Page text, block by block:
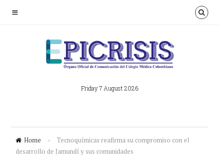
Friday 7 August 2026
Home »
Tecnoquímicas reafirma su compromiso con el
desarrollo de Jamundí y sus comunidades